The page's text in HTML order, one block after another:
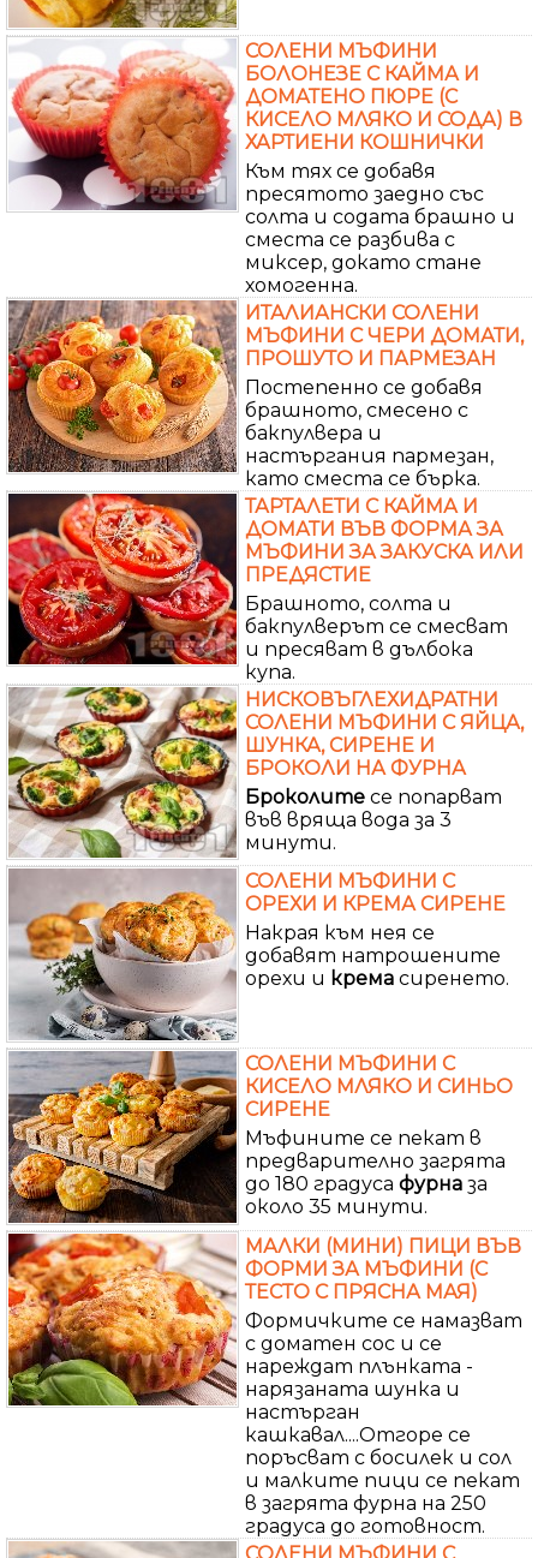
СОЛЕНИ МЪФИНИ
БОЛОНЕЗЕ С КАЙМА И
ДОМАТЕНО ПЮРЕ (С
КИСЕЛО МЛЯКО И СОДА) В
ХАРТИЕНИ КОШНИЧКИ
Към тях се добавя
пресятото заедно със
солта и содата брашно и
сместа се разбива с
миксер, докато стане
хомогенна.
ИТАЛИАНСКИ СОЛЕНИ
МЪФИНИ С ЧЕРИ ДОМАТИ,
ПРОШУТО И ПАРМЕЗАН
Постепенно се добавя
брашното, смесено с
бакпулвера и
настъргания пармезан,
като сместа се бърка.
ТАРТАЛЕТИ С КАЙМА И
ДОМАТИ ВЪВ ФОРМА ЗА
МЪФИНИ ЗА ЗАКУСКА ИЛИ
ПРЕДЯСТИЕ
Брашното, солта и
бакпулверът се смесват
и пресяват в дълбока
купа.
НИСКОВЪГЛЕХИДРАТНИ
СОЛЕНИ МЪФИНИ С ЯЙЦА,
ШУНКА, СИРЕНЕ И
БРОКОЛИ НА ФУРНА
Броколите се попарват
във вряща вода за 3
минути.
СОЛЕНИ МЪФИНИ С
ОРЕХИ И КРЕМА СИРЕНЕ
Накрая към нея се
добавят натрошените
орехи и крема сиренето.
СОЛЕНИ МЪФИНИ С
КИСЕЛО МЛЯКО И СИНЬО
СИРЕНЕ
Мъфините се пекат в
предварително загрята
до 180 градуса фурна за
около 35 минути.
МАЛКИ (МИНИ) ПИЦИ ВЪВ
ФОРМИ ЗА МЪФИНИ (С
ТЕСТО С ПРЯСНА МАЯ)
Формичките се намазват
с доматен сос и се
нареждат плънката -
нарязаната шунка и
настърган
кашкавал....Отгоре се
поръсват с босилек и сол
и малките пици се пекат
в загрята фурна на 250
градуса до готовност.
СОЛЕНИ МЪФИНИ С